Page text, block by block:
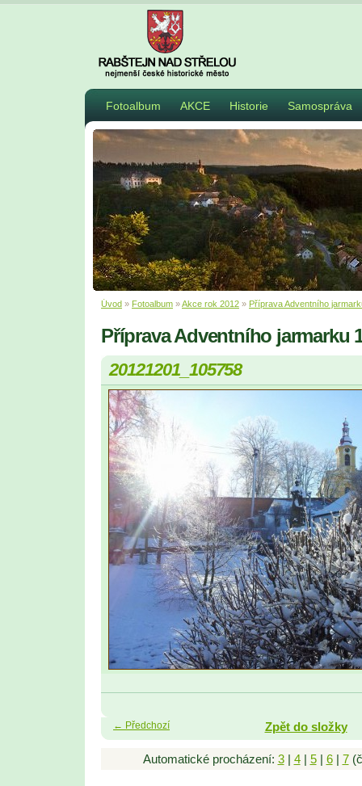
Fotoalbum AKCE Historie Samospráva
Úvod » Fotoalbum »Akce rok 2012 » Příprava Adventního
Příprava Adventního jarmarku
20121201_105758
← Předchozí Zpět do složky
Automatické procházení: 3| 4| 5| 6| 7